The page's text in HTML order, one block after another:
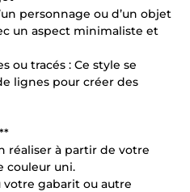
personnage ou d’un objet
un aspect minimaliste et
ou tracés : Ce style se
lignes pour créer des
réaliser à partir de votre
couleur uni.
votre gabarit ou autre